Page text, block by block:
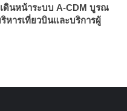
ดินหน้าระบบ A-CDM บูรณ
หารเที่ยวบินและบริการผู้